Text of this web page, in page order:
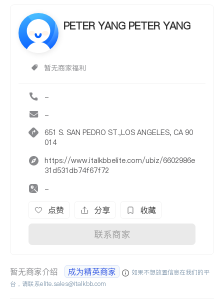
PETER YANG PETER YANG
暂无商家福利
-
-
651 S. SAN PEDRO ST.,LOS ANGELES, CA 90
014
https://www.italkbbelite.com/ubiz/6602986e
31d531db74f67f72
-
点赞 分享 收藏
联系商家
暂无商家介绍 成为精英商家
如果不想放置信息在我们的平
台，请联系elite.sales@italkbb.com